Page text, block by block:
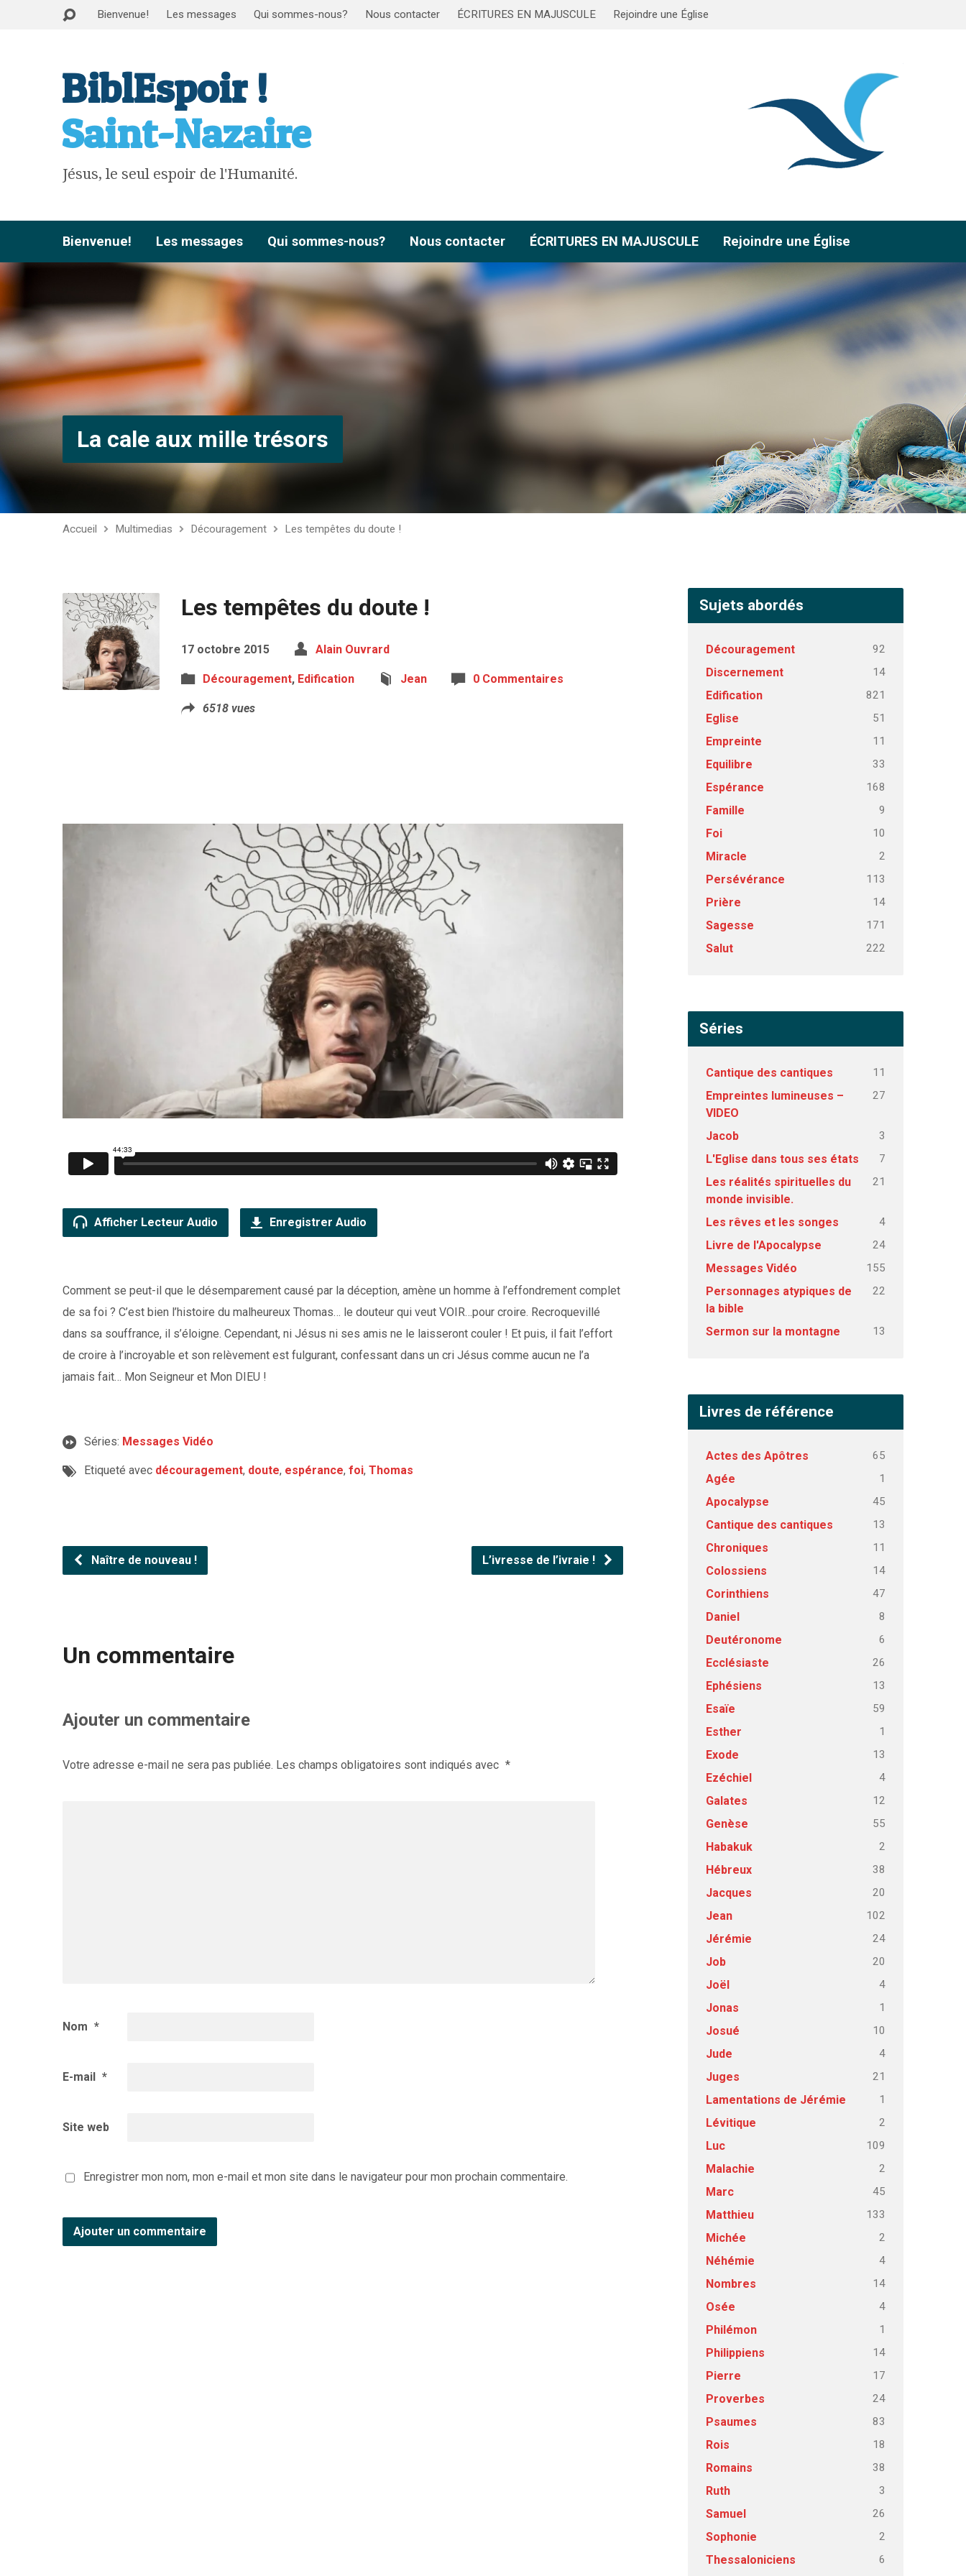
Bienvenue! Les messages Qui sommes-nous? Nous contacter ÉCRITURES EN MAJUSCULE Rejoindre une Église
BiblEspoir !
Saint-Nazaire
Jésus, le seul espoir de l'Humanité.
Bienvenue! Les messages Qui sommes-nous? Nous contacter ÉCRITURES EN MAJUSCULE Rejoindre une Église
La cale aux mille trésors
Accueil Multimedias Découragement Les tempêtes du doute !
Les tempêtes du doute !
17 octobre 2015 Alain Ouvrard
Découragement, Edification Jean 0 Commentaires
6518 vues
Afficher Lecteur Audio Enregistrer Audio
Comment se peut-il que le désemparement causé par la déception, amène un homme à l’effondrement complet
de sa foi ? C’est bien l’histoire du malheureux Thomas… le douteur qui veut VOIR…pour croire. Recroquevillé
dans sa souffrance, il s’éloigne. Cependant, ni Jésus ni ses amis ne le laisseront couler ! Et puis, il fait l’effort
de croire à l’incroyable et son relèvement est fulgurant, confessant dans un cri Jésus comme aucun ne l’a
jamais fait… Mon Seigneur et Mon DIEU !
Séries: Messages Vidéo
Etiqueté avec découragement, doute, espérance, foi, Thomas
Naître de nouveau ! L’ivresse de l’ivraie !
Un commentaire
Ajouter un commentaire
Votre adresse e-mail ne sera pas publiée. Les champs obligatoires sont indiqués avec *
Nom *
E-mail *
Site web
Enregistrer mon nom, mon e-mail et mon site dans le navigateur pour mon prochain commentaire.
Sujets abordés
Découragement 92
Discernement 14
Edification 821
Eglise 51
Empreinte 11
Equilibre 33
Espérance 168
Famille 9
Foi 10
Miracle 2
Persévérance 113
Prière 14
Sagesse 171
Salut 222
Séries
Cantique des cantiques 11
Empreintes lumineuses –
VIDEO
27
Jacob 3
L'Eglise dans tous ses états 7
Les réalités spirituelles du
monde invisible.
21
Les rêves et les songes 4
Livre de l'Apocalypse 24
Messages Vidéo 155
Personnages atypiques de
la bible
22
Sermon sur la montagne 13
Livres de référence
Actes des Apôtres 65
Agée 1
Apocalypse 45
Cantique des cantiques 13
Chroniques 11
Colossiens 14
Corinthiens 47
Daniel 8
Deutéronome 6
Ecclésiaste 26
Ephésiens 13
Esaïe 59
Esther 1
Exode 13
Ezéchiel 4
Galates 12
Genèse 55
Habakuk 2
Hébreux 38
Jacques 20
Jean 102
Jérémie 24
Job 20
Joël 4
Jonas 1
Josué 10
Jude 4
Juges 21
Lamentations de Jérémie 1
Lévitique 2
Luc 109
Malachie 2
Marc 45
Matthieu 133
Michée 2
Néhémie 4
Nombres 14
Osée 4
Philémon 1
Philippiens 14
Pierre 17
Proverbes 24
Psaumes 83
Rois 18
Romains 38
Ruth 3
Samuel 26
Sophonie 2
Thessaloniciens
6